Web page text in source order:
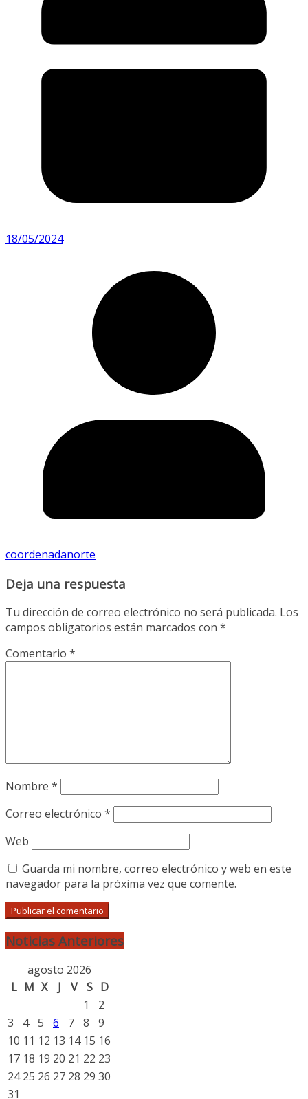
18/05/2024
coordenadanorte
Deja una respuesta
Tu dirección de correo electrónico no será publicada. Los
campos obligatorios están marcados con *
Comentario *
Nombre *
Correo electrónico *
Web
Guarda mi nombre, correo electrónico y web en este
navegador para la próxima vez que comente.
Noticias Anteriores
agosto 2026
L M X J V S D
1
2
3
4 5 6 7 8
9
10 11 12 13 14 15 16
17 18 19 20 21 22 23
24 25 26 27 28 29 30
31